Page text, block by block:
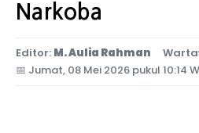
Narkoba
Editor: M. Aulia Rahman
📅 Jumat, 08 Mei 2026 pukul 10:14